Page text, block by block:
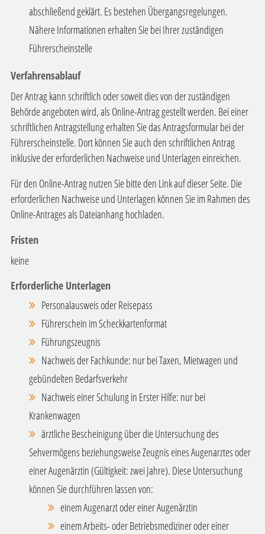
abschließend geklärt. Es bestehen Übergangsregelungen.
Nähere Informationen erhalten Sie bei Ihrer zuständigen
Führerscheinstelle
Verfahrensablauf
Der Antrag kann schriftlich oder soweit dies von der zuständigen
Behörde angeboten wird, als Online-Antrag gestellt werden. Bei einer
schriftlichen Antragstellung erhalten Sie das Antragsformular bei der
Führerscheinstelle. Dort können Sie auch den schriftlichen Antrag
inklusive der erforderlichen Nachweise und Unterlagen einreichen.
Für den Online-Antrag nutzen Sie bitte den Link auf dieser Seite. Die
erforderlichen Nachweise und Unterlagen können Sie im Rahmen des
Online-Antrages als Dateianhang hochladen.
Fristen
keine
Erforderliche Unterlagen
Personalausweis oder Reisepass
Führerschein im Scheckkartenformat
Führungszeugnis
Nachweis der Fachkunde: nur bei Taxen, Mietwagen und
gebündelten Bedarfsverkehr
Nachweis einer Schulung in Erster Hilfe: nur bei
Krankenwagen
ärztliche Bescheinigung über die Untersuchung des
Sehvermögens beziehungsweise Zeugnis eines Augenarztes oder
einer Augenärztin (Gültigkeit: zwei Jahre). Diese Untersuchung
können Sie durchführen lassen von:
einem Augenarzt oder einer Augenärztin
einem Arbeits- oder Betriebsmediziner oder einer